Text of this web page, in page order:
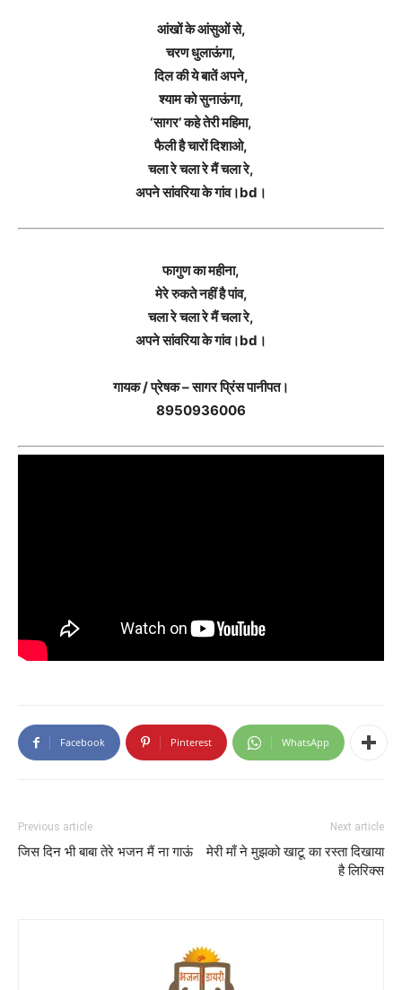
आंखों के आंसुओं से,
चरण धुलाऊंगा,
दिल की ये बातें अपने,
श्याम को सुनाऊंगा,
‘सागर’ कहे तेरी महिमा,
फैली है चारों दिशाओ,
चला रे चला रे मैं चला रे,
अपने सांवरिया के गांव।bd।
फागुण का महीना,
मेरे रुकते नहीं है पांव,
चला रे चला रे मैं चला रे,
अपने सांवरिया के गांव।bd।
गायक / प्रेषक – सागर प्रिंस पानीपत।
8950936006
Facebook Pinterest WhatsApp
Previous article
जिस दिन भी बाबा तेरे भजन मैं ना गाऊं
Next article
मेरी माँ ने मुझको खाटू का रस्ता दिखाया
है लिरिक्स